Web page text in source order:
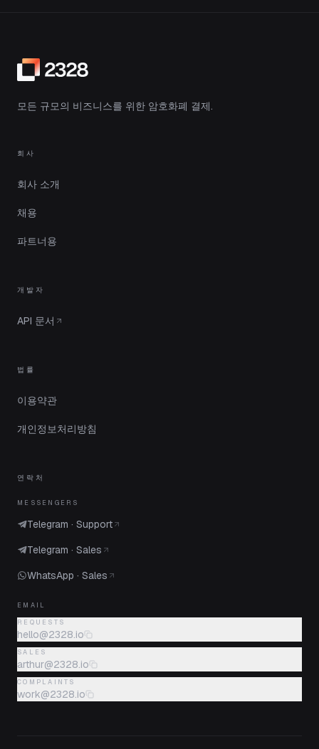
모든 규모의 비즈니스를 위한 암호화폐 결제.
회사
회사 소개
채용
파트너용
개발자
API 문서
법률
이용약관
개인정보처리방침
연락처
MESSENGERS
Telegram · Support
Telegram · Sales
WhatsApp · Sales
EMAIL
REQUESTS
hello@2328.io
SALES
arthur@2328.io
COMPLAINTS
work@2328.io